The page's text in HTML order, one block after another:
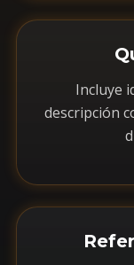
Incluye
descripción